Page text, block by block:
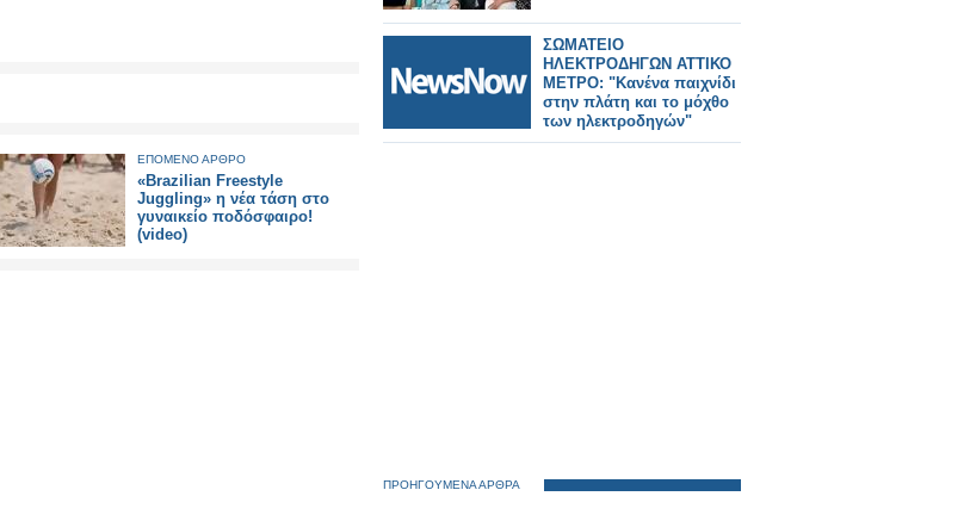
ΕΠΟΜΕΝΟ ΑΡΘΡΟ
«Brazilian Freestyle
Juggling» η νέα τάση στο
γυναικείο ποδόσφαιρο!
(video)
ΣΩΜΑΤΕΙΟ
ΗΛΕΚΤΡΟΔΗΓΩΝ ΑΤΤΙΚΟ
ΜΕΤΡΟ: "Κανένα παιχνίδι
στην πλάτη και το μόχθο
των ηλεκτροδηγών"
ΠΡΟΗΓΟΥΜΕΝΑ ΑΡΘΡΑ